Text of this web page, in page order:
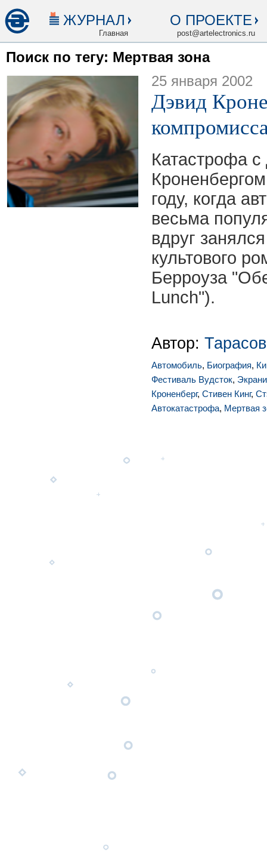
ЖУРНАЛ
Главная
О ПРОЕКТЕ
post@artelectronics.ru
Поиск по тегу: Мертвая зона
25 января 2002
Дэвид
Катастрофа
году, когда
весьма
вдруг
культового
Берроуза
Lunch").
Автор:
Автомобиль, Биография,
Фестиваль Вудсток,
Кроненберг, Стивен Кинг,
Автокатастрофа, Мертвая